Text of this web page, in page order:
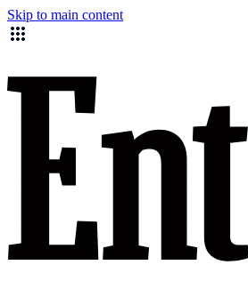
Skip to main content